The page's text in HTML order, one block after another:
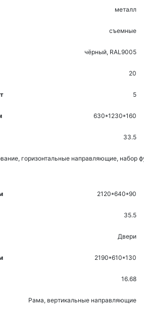
металл
съемные
чёрный, RAL9005
20
5
630*1230*160
33.5
горизонтальные направляющие, набор
2120*640*90
35.5
Двери
2190*610*130
16.68
Рама, вертикальные направляющие